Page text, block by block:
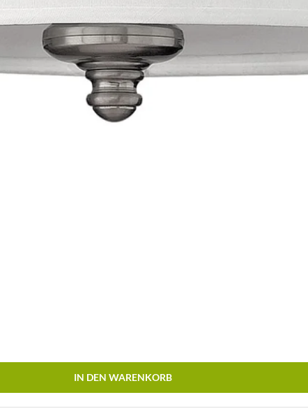
IN DEN WARENKORB